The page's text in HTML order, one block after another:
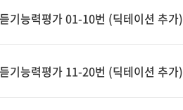
기능력평가 01-10번 (딕테이션 추가)
기능력평가 11-20번 (딕테이션 추가)